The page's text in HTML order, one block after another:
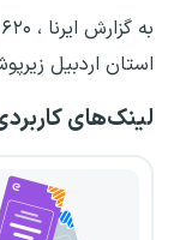
استان اردبیل
لینک‌های